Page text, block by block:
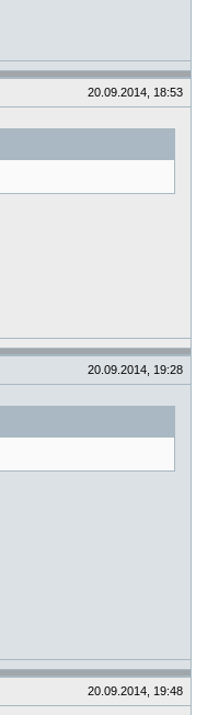
20.09.2014, 18:53
20.09.2014, 19:28
20.09.2014, 19:48